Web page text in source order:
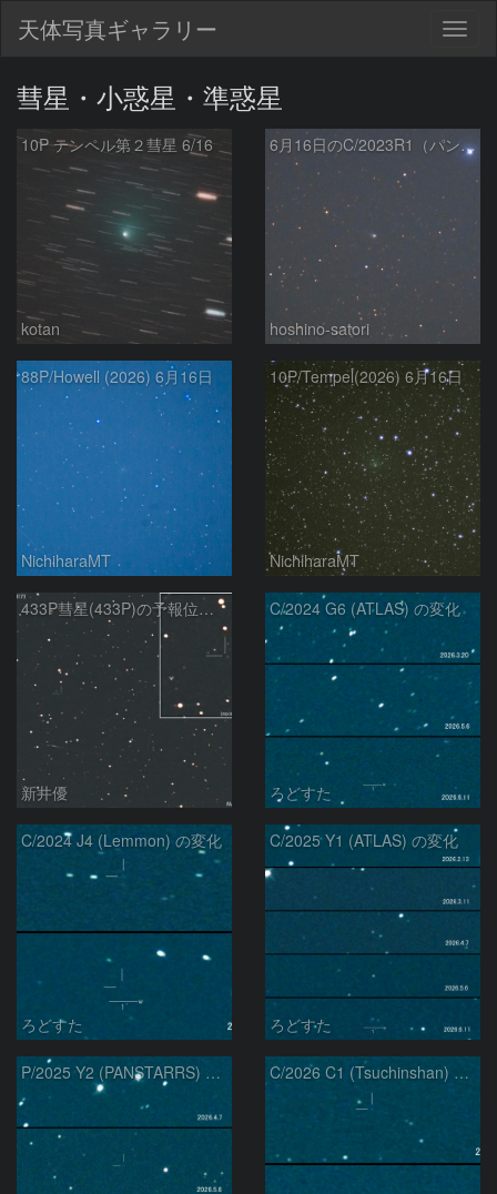
天体写真ギャラリー
彗星・小惑星・準惑星
10P テンペル第２彗星 6/16
kotan
6月16日のC/2023R1（パンスターズ彗星）
hoshino-satori
88P/Howell (2026) 6月16日
NichiharaMT
10P/Tempel(2026) 6月16日
NichiharaMT
433P彗星(433P)の予報位置：2026/05/30
新井優
C/2024 G6 (ATLAS) の変化
ろどすた
C/2024 J4 (Lemmon) の変化
ろどすた
C/2025 Y1 (ATLAS) の変化
ろどすた
P/2025 Y2 (PANSTARRS) の変化 C/2026 C1 (Tsuchinshan) の変化